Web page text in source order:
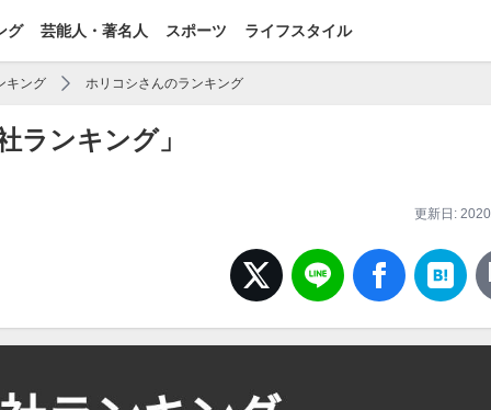
グ 芸能人・著名人 スポーツ ライフスタイル
キング ホリコシさんのランキング
ランキング」
更新日: